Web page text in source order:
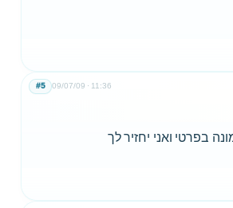
09/07/09 11:36
#5
בפרטי ואני יחזיר לך